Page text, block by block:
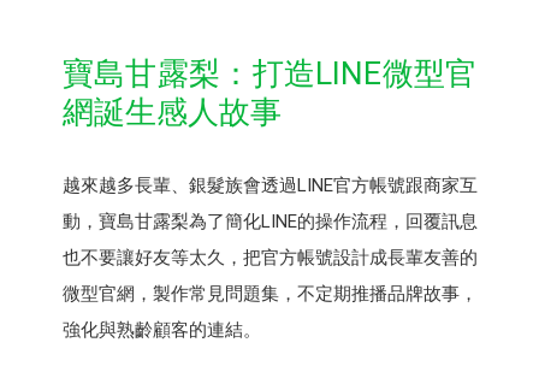
寶島甘露梨：打造LINE微型官
網誕生感人故事
越來越多長輩、銀髮族會透過LINE官方帳號跟商家互
動，寶島⽢露梨為了簡化LINE的操作流程，回覆訊息
也不要讓好友等太久，把官方帳號設計成長輩友善的
微型官網，製作常見問題集，不定期推播品牌故事，
強化與熟齡顧客的連結。